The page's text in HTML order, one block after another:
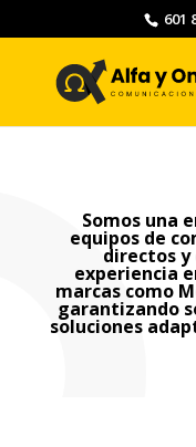
601
Somos una
equipos de
directos y
experiencia
marcas como
garantizando
soluciones